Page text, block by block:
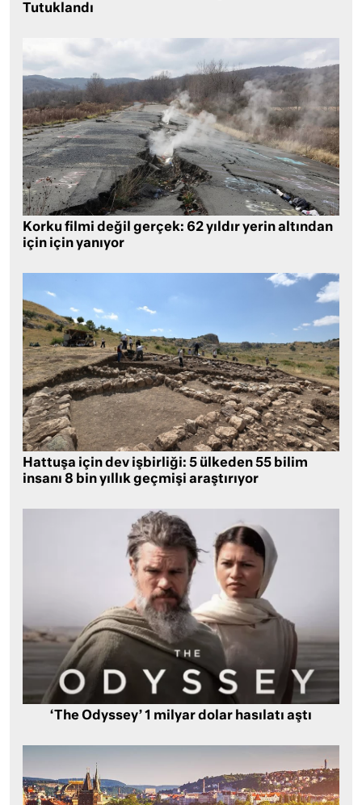
Tutuklandı
Korku filmi değil gerçek: 62 yıldır yerin altından
için için yanıyor
Hattuşa için dev işbirliği: 5 ülkeden 55 bilim
insanı 8 bin yıllık geçmişi araştırıyor
‘The Odyssey’ 1 milyar dolar hasılatı aştı